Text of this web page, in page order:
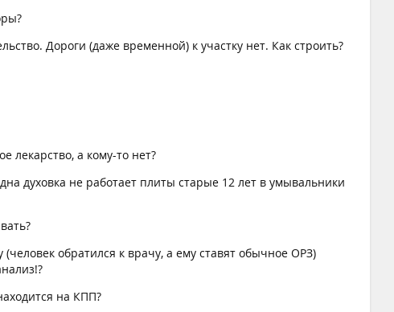
Дороги (даже временной) к участку нет. Как строить?
лекарство, а кому-то нет?
духовка не работает плиты старые 12 лет в умывальники
обратился к врачу, а ему ставят обычное ОРЗ)
на КПП?